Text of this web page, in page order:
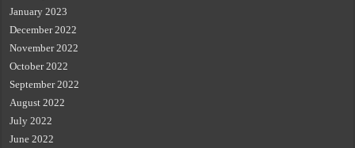
January 2023
December 2022
November 2022
October 2022
September 2022
August 2022
July 2022
June 2022